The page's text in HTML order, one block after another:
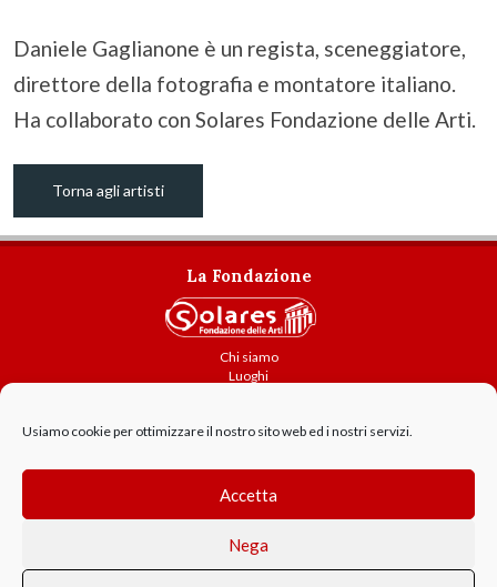
Usiamo cookie per ottimizzare il nostro sito web ed i nostri servizi.
Accetta
Nega
Daniele Gaglianone è un regista, sceneggiatore,
direttore della fotografia e montatore italiano.
Ha collaborato con Solares Fondazione delle Arti.
Torna agli artisti
La Fondazione
Chi siamo
Luoghi
Contatti
Cookie Policy
GDPR - Privacy